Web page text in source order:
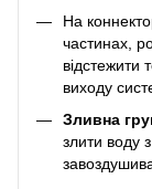
На
частинах,
відстежити
виходу
Зливна
злити воду